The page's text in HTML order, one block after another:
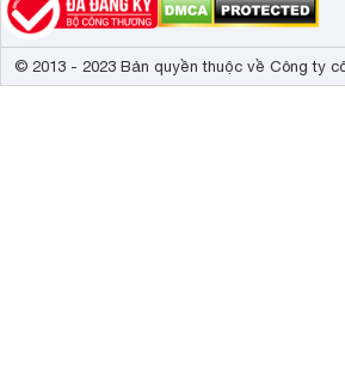
© 2013 - 2023 Bản quyền thuộc về Công ty